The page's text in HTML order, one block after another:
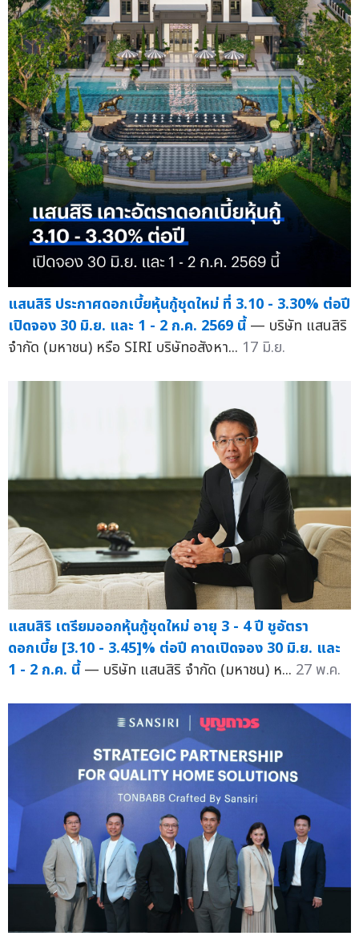
แสนสิริ ประกาศดอกเบี้ยหุ้นกู้ชุดใหม่ ที่ 3.10 - 3.30% ต่อปี
เปิดจอง 30 มิ.ย. และ 1 - 2 ก.ค. 2569 นี้ — บริษัท แสนสิริ
จำกัด (มหาชน) หรือ SIRI บริษัทอสังหา... 17 มิ.ย.
แสนสิริ เตรียมออกหุ้นกู้ชุดใหม่ อายุ 3 - 4 ปี ชูอัตรา
ดอกเบี้ย [3.10 - 3.45]% ต่อปี คาดเปิดจอง 30 มิ.ย. และ
1 - 2 ก.ค. นี้ — บริษัท แสนสิริ จำกัด (มหาชน) ห... 27 พ.ค.